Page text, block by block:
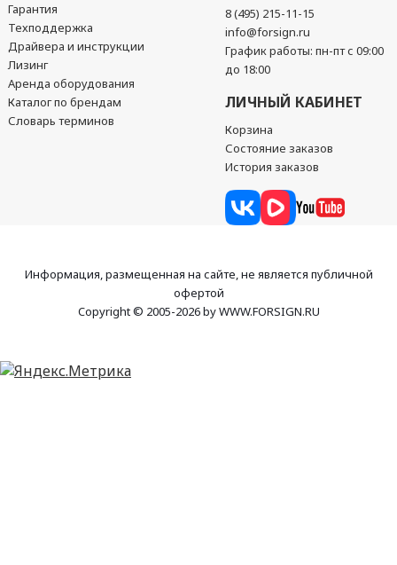
Гарантия
Техподдержка
Драйвера и инструкции
Лизинг
Аренда оборудования
Каталог по брендам
Словарь терминов
8 (495) 215-11-15
info@forsign.ru
График работы: пн-пт с 09:00
до 18:00
ЛИЧНЫЙ КАБИНЕТ
Корзина
Состояние заказов
История заказов
Информация, размещенная на сайте, не является публичной
офертой
Copyright © 2005-2026 by WWW.FORSIGN.RU